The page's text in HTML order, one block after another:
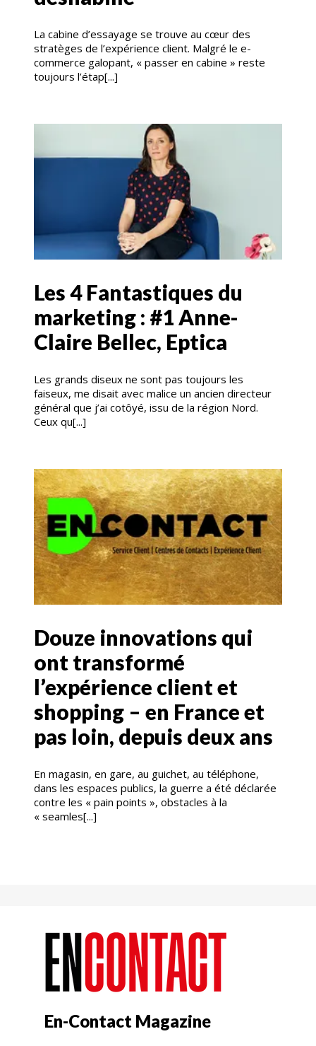
La cabine d’essayage se trouve au cœur des
stratèges de l’expérience client. Malgré le e-
commerce galopant, « passer en cabine » reste
toujours l’étap[...]
Les 4 Fantastiques du
marketing : #1 Anne-
Claire Bellec, Eptica
Les grands diseux ne sont pas toujours les
faiseux, me disait avec malice un ancien directeur
général que j’ai cotôyé, issu de la région Nord.
Ceux qu[...]
Douze innovations qui
ont transformé
l’expérience client et
shopping – en France et
pas loin, depuis deux ans
En magasin, en gare, au guichet, au téléphone,
dans les espaces publics, la guerre a été déclarée
contre les « pain points », obstacles à la
« seamles[...]
En-Contact Magazine